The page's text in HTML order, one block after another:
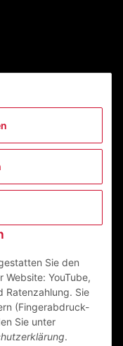
Sie den
Website: YouTube,
Ratenzahlung. Sie
(Fingerabdruck-
Sie unter
.